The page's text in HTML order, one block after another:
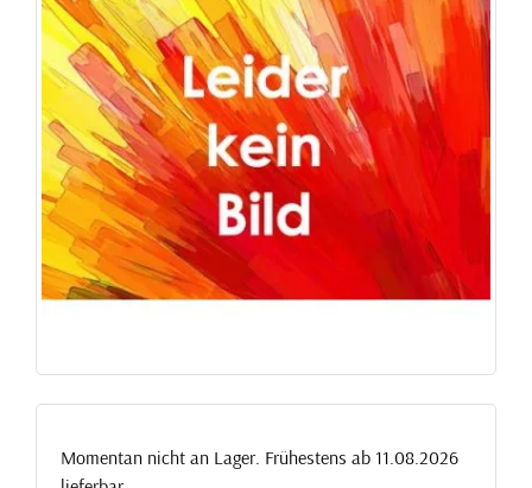
Momentan nicht an Lager. Frühestens ab 11.08.2026